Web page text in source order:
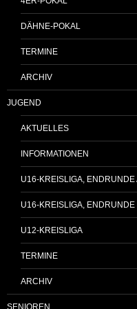
DÄHNE-POKAL
TERMINE
ARCHIV
JUGEND
AKTUELLES
INFORMATIONEN
U16-KREISLIGA, ENDRUNDE
U16-KREISLIGA, ENDRUNDE
U12-KREISLIGA
TERMINE
ARCHIV
SENIOREN